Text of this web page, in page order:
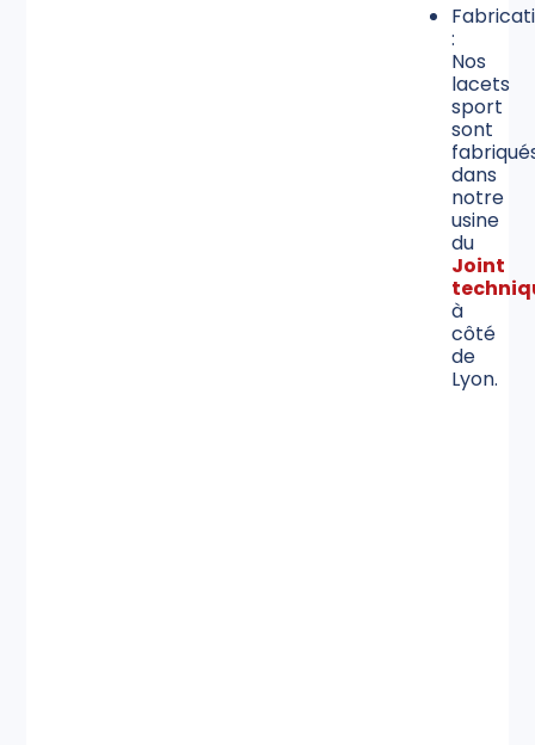
:
Nos
lacets
sport
sont
dans
notre
usine
du
Joint
à
côté
de
Lyon.